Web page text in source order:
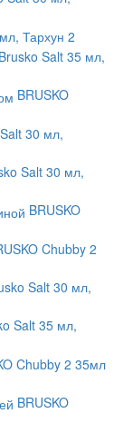
Тархун 2
Brusko Salt 35 мл,
BRUSKO
30 мл,
Salt 30 мл,
BRUSKO
Chubby 2
Salt 30 мл,
Salt 35 мл,
Chubby 2 35мл
BRUSKO